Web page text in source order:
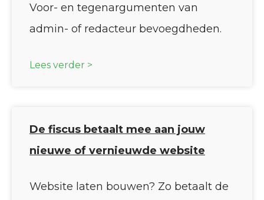
Voor- en tegenargumenten van
admin- of redacteur bevoegdheden.
Lees verder >
De fiscus betaalt mee aan jouw
nieuwe of vernieuwde website
Website laten bouwen? Zo betaalt de